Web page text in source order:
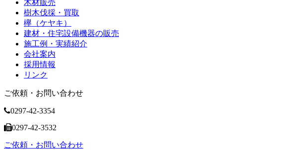
木材販売
樹木伐採・買取
欅（ケヤキ）
建材・住宅設備機器の販売
施工例・実績紹介
会社案内
採用情報
リンク
ご依頼・お問い合わせ
0297-42-3354
0297-42-3532
ご依頼・お問い合わせ